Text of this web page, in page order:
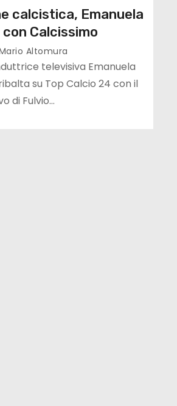
calcistica, Emanuela
Calcissimo
Altomura
televisiva Emanuela
su Top Calcio 24 con il
di Fulvio…